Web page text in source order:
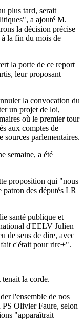
plus tard, serait
a ajouté M.
la décision précise
la fin du mois de
la porte de ce report
leur proposant
la convocation du
un projet de loi,
où le premier tour
aux comptes de
sources parlementaires.
semaine, a été
proposition qui "nous
des députés LR
santé publique et
d'EELV Julien
de sens de dire, avec
fait c'était pour rire+".
la corde.
l'ensemble de nos
Olivier Faure, selon
"apparaîtrait